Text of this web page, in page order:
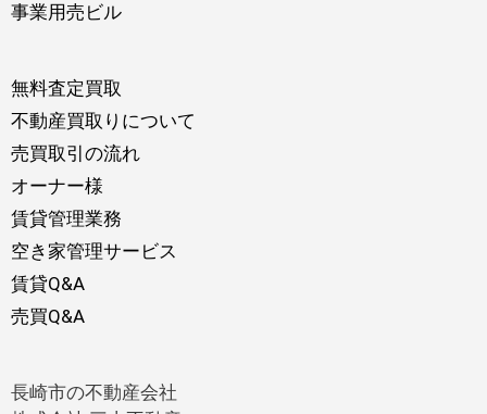
事業用売ビル
無料査定買取
不動産買取りについて
売買取引の流れ
オーナー様
賃貸管理業務
空き家管理サービス
賃貸Q&A
売買Q&A
長崎市の不動産会社